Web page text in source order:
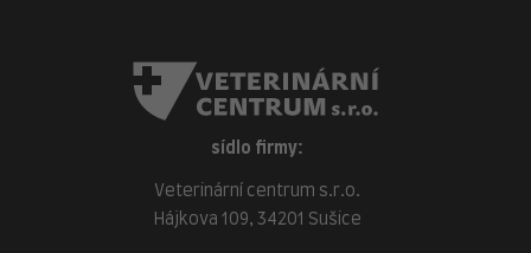
sídlo firmy:
Veterinární centrum s.r.o.
Hájkova 109, 34201 Sušice